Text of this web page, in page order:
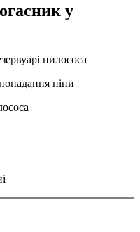
у
пилососа
піни